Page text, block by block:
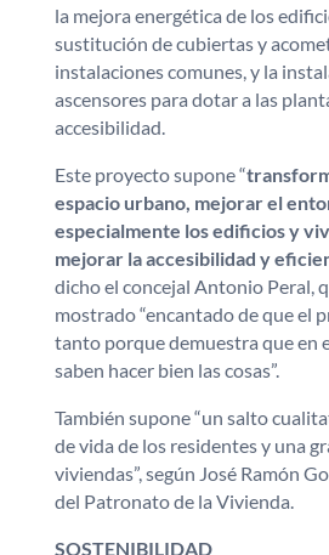
la mejora energética de los
sustitución de cubiertas y
instalaciones comunes, y la
ascensores para dotar a las
accesibilidad.
Este proyecto supone “
espacio urbano, mejorar el
especialmente los edificios y
mejorar la accesibilidad y
dicho el concejal Antonio Peral,
mostrado “encantado de que el
tanto porque demuestra que en
saben hacer bien las cosas”.
También supone “un salto
de vida de los residentes y una
viviendas”, según José Ramón
del Patronato de la Vivienda.
SOSTENIBILIDAD